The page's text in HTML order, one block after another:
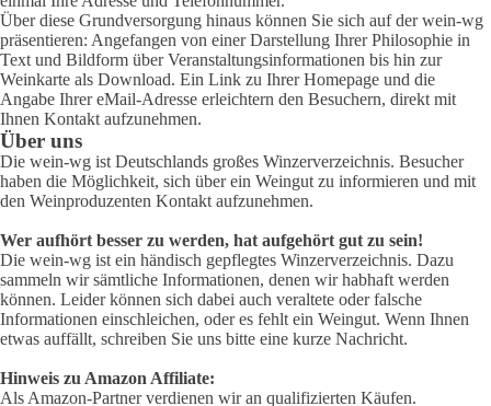
Über diese Grundversorgung hinaus können Sie sich auf der wein-wg
präsentieren: Angefangen von einer Darstellung Ihrer Philosophie in
Text und Bildform über Veranstaltungsinformationen bis hin zur
Weinkarte als Download. Ein Link zu Ihrer Homepage und die
Angabe Ihrer eMail-Adresse erleichtern den Besuchern, direkt mit
Ihnen Kontakt aufzunehmen.
Über uns
Die wein-wg ist Deutschlands großes Winzerverzeichnis. Besucher
haben die Möglichkeit, sich über ein Weingut zu informieren und mit
den Weinproduzenten Kontakt aufzunehmen.
Wer aufhört besser zu werden, hat aufgehört gut zu sein!
Die wein-wg ist ein händisch gepflegtes Winzerverzeichnis. Dazu
sammeln wir sämtliche Informationen, denen wir habhaft werden
können. Leider können sich dabei auch veraltete oder falsche
Informationen einschleichen, oder es fehlt ein Weingut. Wenn Ihnen
etwas auffällt, schreiben Sie uns bitte eine kurze Nachricht.
Hinweis zu Amazon Affiliate:
Als Amazon-Partner verdienen wir an qualifizierten Käufen.